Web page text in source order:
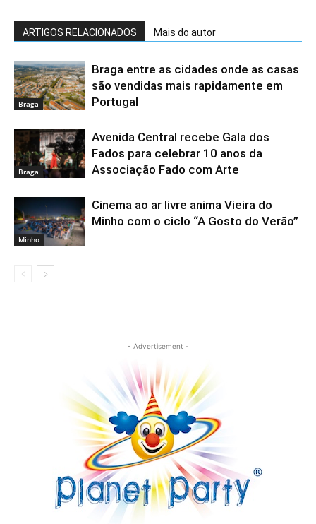
ARTIGOS RELACIONADOS Mais do autor
Braga
Braga entre as cidades onde as casas
são vendidas mais rapidamente em
Portugal
Braga
Avenida Central recebe Gala dos
Fados para celebrar 10 anos da
Associação Fado com Arte
Minho
Cinema ao ar livre anima Vieira do
Minho com o ciclo “A Gosto do Verão”
- Advertisement -